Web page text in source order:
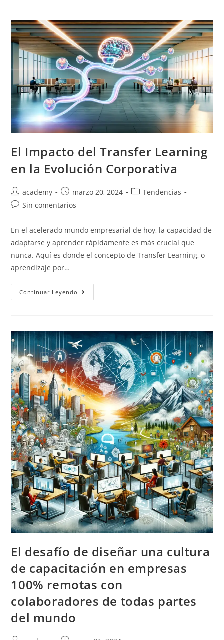
El Impacto del Transfer Learning
en la Evolución Corporativa
academy marzo 20, 2024
Tendencias
Sin comentarios
En el acelerado mundo empresarial de hoy, la capacidad de
adaptarse y aprender rápidamente es más crucial que
nunca. Aquí es donde el concepto de Transfer Learning, o
aprendizaje por…
Continuar Leyendo
El desafío de diseñar una cultura
de capacitación en empresas
100% remotas con
colaboradores de todas partes
del mundo